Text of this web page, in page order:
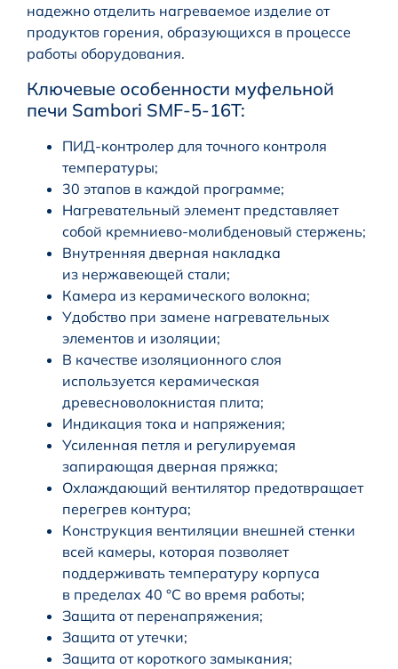
надежно отделить нагреваемое изделие от
продуктов горения, образующихся в процессе
работы оборудования.
Ключевые особенности муфельной
печи Sambori SMF-5-16T:
ПИД-контролер для точного контроля
температуры;
30 этапов в каждой программе;
Нагревательный элемент представляет
собой кремниево-молибденовый стержень;
Внутренняя дверная накладка
из нержавеющей стали;
Камера из керамического волокна;
Удобство при замене нагревательных
элементов и изоляции;
В качестве изоляционного слоя
используется керамическая
древесноволокнистая плита;
Индикация тока и напряжения;
Усиленная петля и регулируемая
запирающая дверная пряжка;
Охлаждающий вентилятор предотвращает
перегрев контура;
Конструкция вентиляции внешней стенки
всей камеры, которая позволяет
поддерживать температуру корпуса
в пределах 40 °C во время работы;
Защита от перенапряжения;
Защита от утечки;
Защита от короткого замыкания;